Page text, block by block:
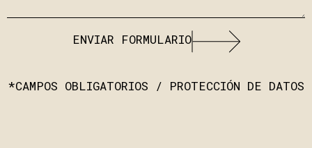
ENVIAR FORMULARIO
*CAMPOS OBLIGATORIOS / PROTECCIÓN DE DATOS